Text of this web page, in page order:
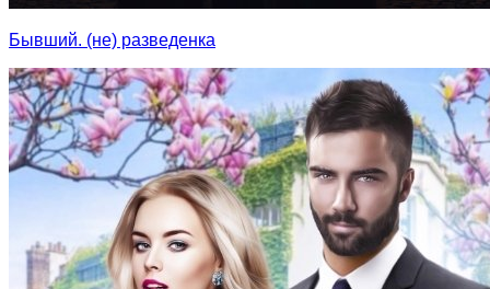
Бывший. (не) разведенка